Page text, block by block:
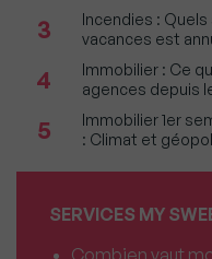
3
Incendies :
vacances est
4
Immobilier : Ce
agences depuis
5
Immobilier 1er
: Climat et
SERVICES MY